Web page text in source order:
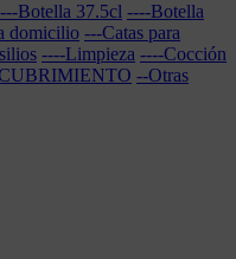
Botella 37.5cl ----Botella
domicilio ---Catas para
----Limpieza ----Cocción
--Otras